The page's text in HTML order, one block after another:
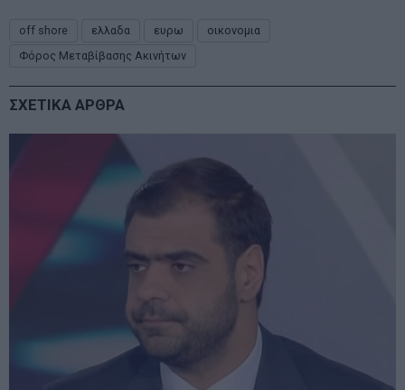
off shore ελλαδα ευρω
οικονομια
Φόρος Μεταβίβασης Ακινήτων
ΣΧΕΤΙΚΑ ΑΡΘΡΑ